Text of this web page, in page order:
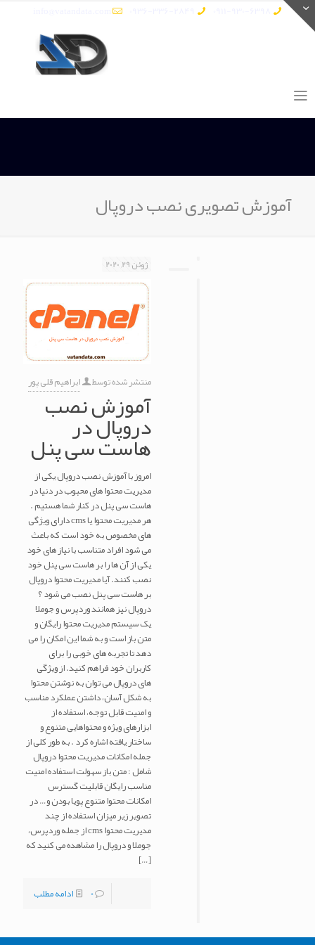
آموزش تصویری نصب دروپال
ژوئن 29, 2020
منتشر شده توسط ابراهیم قلی پور
آموزش نصب
دروپال در
هاست سی پنل
امروز با آموزش نصب دروپال یکی از
مدیریت محتوا های محبوب در دنیا در
هاست سی پنل در کنار شما هستیم .
هر مدیریت محتوا یا cms دارای ویژگی
های مخصوص به خود است که باعث
می شود افراد متناسب با نیاز های خود
یکی از آن ها را بر هاست سی پنل خود
نصب کنند. آیا مدیریت محتوا دروپال
بر هاست سی پنل نصب می شود ؟
دروپال نیز همانند وردپرس و جوملا
یک سیستم مدیریت محتوا رایگان و
متن باز است و به شما این امکان را می
دهد تا تجربه های خوبی را برای
کاربران خود فراهم کنید. از ویژگی
های دروپال می توان به نوشتن محتوا
به شکل آسان، داشتن عملکرد مناسب
و امنیت قابل توجه، استفاده از
ابزارهای ویژه و محتواهایی متنوع و
ساختار یافته اشاره کرد . به طور کلی از
جمله امکانات مدیریت محتوا دروپال
شامل : متن باز سهولت استفاده امنیت
مناسب رایگان قابلیت گسترس
امکانات محتوا متنوع پویا بودن و… در
تصویر زیر میزان استفاده از چند
مدیریت محتوا cms از جمله وردپرس،
جوملا و دروپال را مشاهده می کنید که
[…]
0
ادامه مطلب